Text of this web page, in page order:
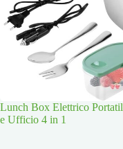
Lunch Box Elettrico
e Ufficio 4 in 1